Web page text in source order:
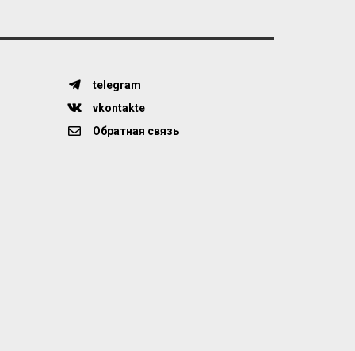
telegram
vkontakte
Обратная связь